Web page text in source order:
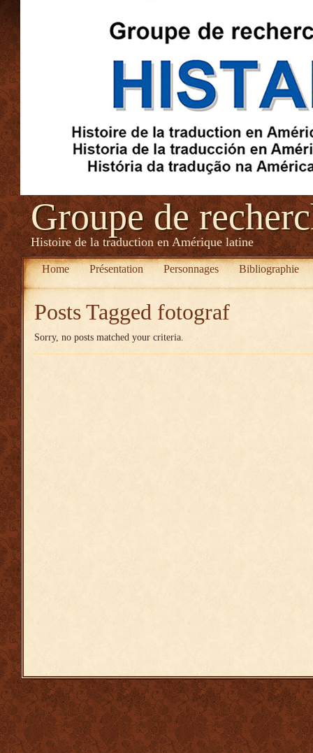
Groupe de
Histoire de la traduction en Amérique latine
Home Présentation Personnages Bibliographie
Posts Tagged fotograf
Sorry, no posts matched your criteria.